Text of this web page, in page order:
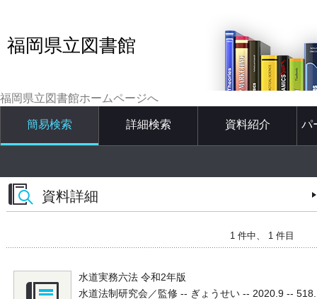
福岡県立図書館
福岡県立図書館ホームページへ
簡易検索 詳細検索 資料紹介 パ
資料詳細
1 件中、 1 件目
水道実務六法 令和2年版
水道法制研究会／監修 -- ぎょうせい -- 2020.9 --